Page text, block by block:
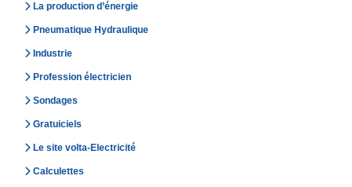
La production d’énergie
Pneumatique Hydraulique
Industrie
Profession électricien
Sondages
Gratuiciels
Le site volta-Electricité
Calculettes